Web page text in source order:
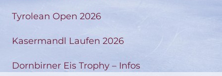
Tyrolean Open 2026
Kasermandl Laufen 2026
Dornbirner Eis Trophy – Infos